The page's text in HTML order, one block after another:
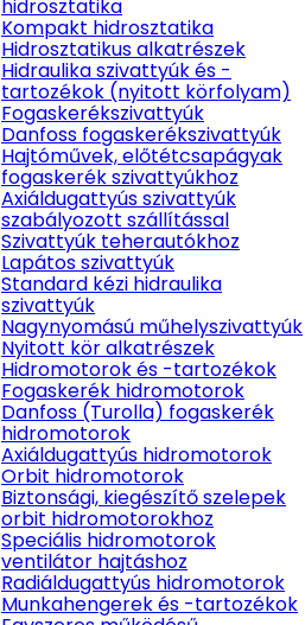
hidrosztatika
Kompakt hidrosztatika
Hidrosztatikus alkatrészek
Hidraulika szivattyúk és -
tartozékok (nyitott körfolyam)
Fogaskerékszivattyúk
Danfoss fogaskerékszivattyúk
Hajtóművek, előtétcsapágyak
fogaskerék szivattyúkhoz
Axiáldugattyús szivattyúk
szabályozott szállítással
Szivattyúk teherautókhoz
Lapátos szivattyúk
Standard kézi hidraulika
szivattyúk
Nagynyomású műhelyszivattyúk
Nyitott kör alkatrészek
Hidromotorok és -tartozékok
Fogaskerék hidromotorok
Danfoss (Turolla) fogaskerék
hidromotorok
Axiáldugattyús hidromotorok
Orbit hidromotorok
Biztonsági, kiegészítő szelepek
orbit hidromotorokhoz
Speciális hidromotorok
ventilátor hajtáshoz
Radiáldugattyús hidromotorok
Munkahengerek és -tartozékok